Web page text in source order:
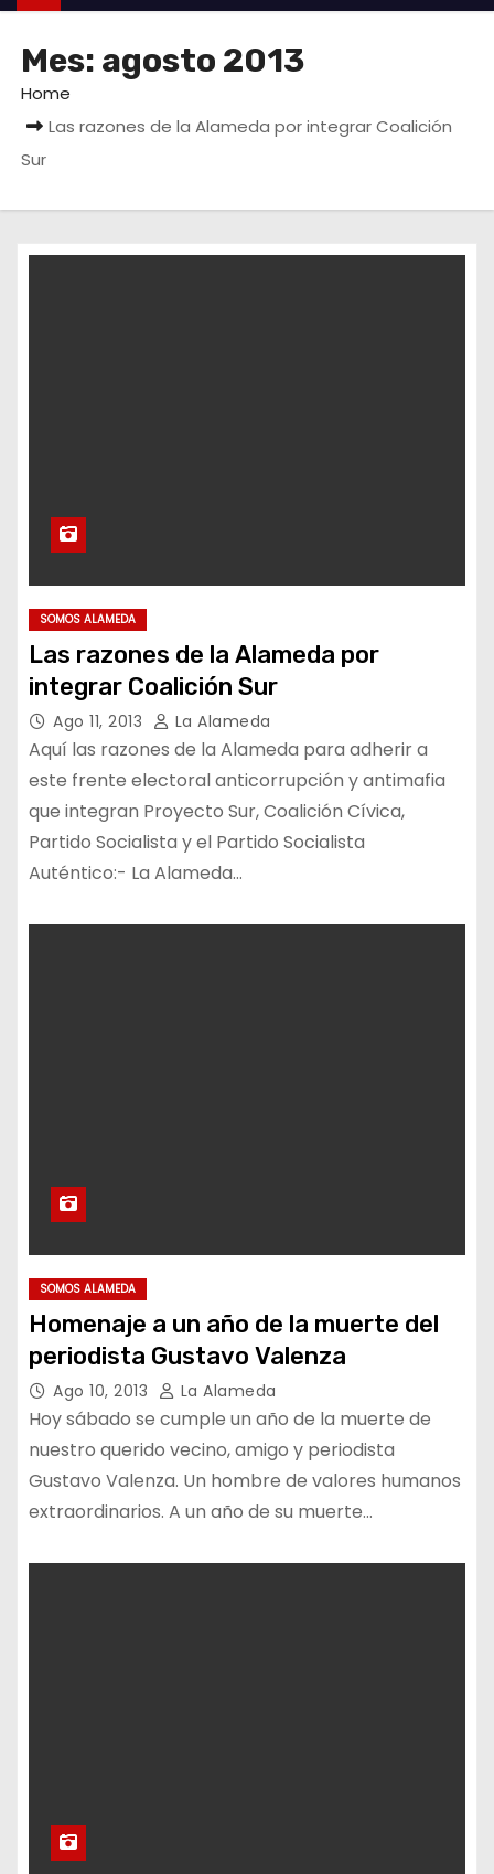
Mes: agosto 2013
Home
Las razones de la Alameda por integrar Coalición
Sur
SOMOS ALAMEDA
Las razones de la Alameda por
integrar Coalición Sur
Ago 11, 2013 La Alameda
Aquí las razones de la Alameda para adherir a
este frente electoral anticorrupción y antimafia
que integran Proyecto Sur, Coalición Cívica,
Partido Socialista y el Partido Socialista
Auténtico:- La Alameda…
SOMOS ALAMEDA
Homenaje a un año de la muerte del
periodista Gustavo Valenza
Ago 10, 2013 La Alameda
Hoy sábado se cumple un año de la muerte de
nuestro querido vecino, amigo y periodista
Gustavo Valenza. Un hombre de valores humanos
extraordinarios. A un año de su muerte…